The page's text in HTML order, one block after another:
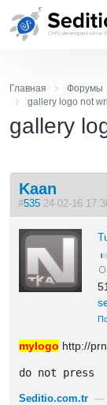
Главная Форумы
gallery logo not
gallery
Kaan
#535 24-02-16
mylogo http://
do not press
Seditio.com.tr —